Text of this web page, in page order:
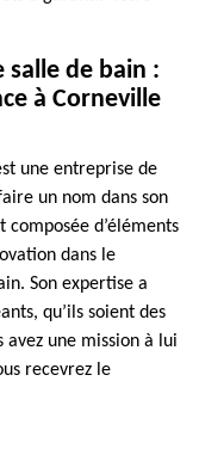
salle de bain :
à Corneville
une entreprise de
un nom dans son
d’éléments
dans le
Son expertise a
qu’ils soient des
avez une mission à lui
recevrez le